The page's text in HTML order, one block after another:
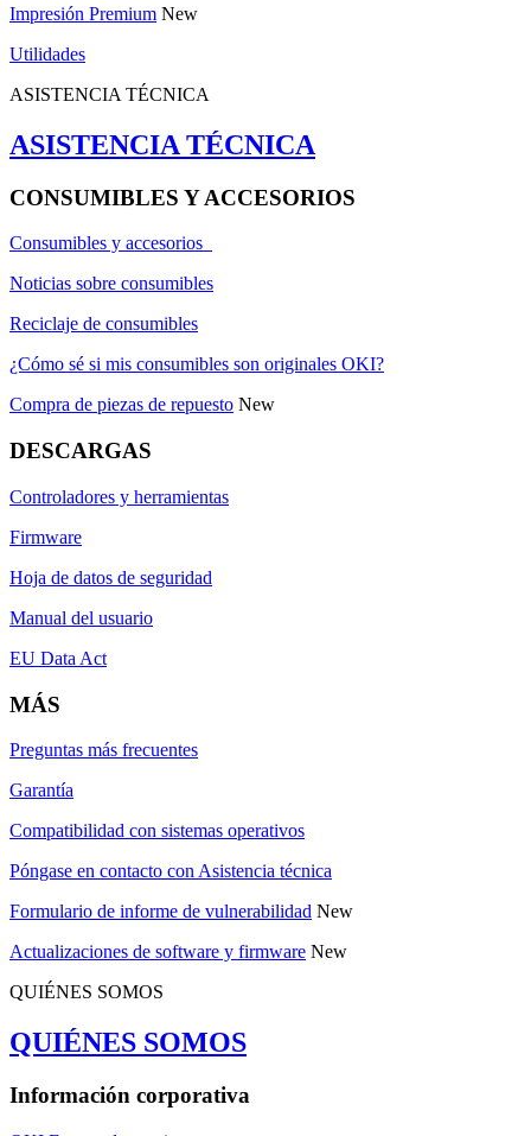
Impresión Premium New
Utilidades
ASISTENCIA TÉCNICA
ASISTENCIA TÉCNICA
CONSUMIBLES Y ACCESORIOS
Consumibles y accesorios
Noticias sobre consumibles
Reciclaje de consumibles
¿Cómo sé si mis consumibles son originales OKI?
Compra de piezas de repuesto New
DESCARGAS
Controladores y herramientas
Firmware
Hoja de datos de seguridad
Manual del usuario
EU Data Act
MÁS
Preguntas más frecuentes
Garantía
Compatibilidad con sistemas operativos
Póngase en contacto con Asistencia técnica
Formulario de informe de vulnerabilidad New
Actualizaciones de software y firmware New
QUIÉNES SOMOS
QUIÉNES SOMOS
Información corporativa